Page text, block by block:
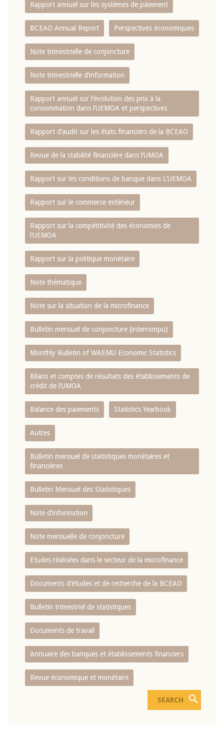
Rapport annuel sur les systèmes de paiement
BCEAO Annual Report Perspectives économiques
Note trimestrielle de conjoncture
Note trimestrielle d‘information
Rapport annuel sur l‘évolution des prix à la
consommation dans l‘UEMOA et perspectives
Rapport d‘audit sur les états financiers de la BCEAO
Revue de la stabilité financière dans l‘UMOA
Rapport sur les conditions de banque dans L‘UEMOA
Rapport sur le commerce extérieur
Rapport sur la compétitivité des économies de
l‘UEMOA
Rapport sur la politique monétaire
Note thématique
Note sur la situation de la microfinance
Bulletin mensuel de conjoncture (interrompu)
Monthly Bulletin of WAEMU Economic Statistics
Bilans et comptes de résultats des établissements de
crédit de l‘UMOA
Balance des paiements Statistics Yearbook
Autres
Bulletin mensuel de statistiques monétaires et
financières
Bulletin Mensuel des Statistiques
Note d’information
Note mensuelle de conjoncture
Etudes réalisées dans le secteur de la microfinance
Documents d’études et de recherche de la BCEAO
Bulletin trimestriel de statistiques
Documents de travail
Annuaire des banques et établissements financiers
Revue économique et monétaire